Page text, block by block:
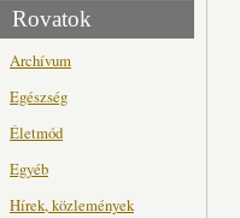
Rovatok
Archívum
Egészség
Életmód
Egyéb
Hírek, közlemények